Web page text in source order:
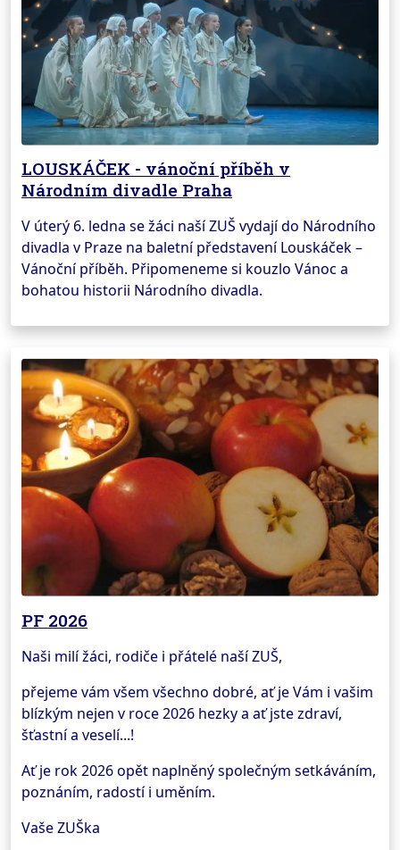
LOUSKÁČEK - vánoční příběh v
Národním divadle Praha
V úterý 6. ledna se žáci naší ZUŠ vydají do Národního
divadla v Praze na baletní představení Louskáček –
Vánoční příběh. Připomeneme si kouzlo Vánoc a
bohatou historii Národního divadla.
PF 2026
Naši milí žáci, rodiče i přátelé naší ZUŠ,
přejeme vám všem všechno dobré, ať je Vám i vašim
blízkým nejen v roce 2026 hezky a ať jste zdraví,
šťastní a veselí...!
Ať je rok 2026 opět naplněný společným setkáváním,
poznáním, radostí i uměním.
Vaše ZUŠka